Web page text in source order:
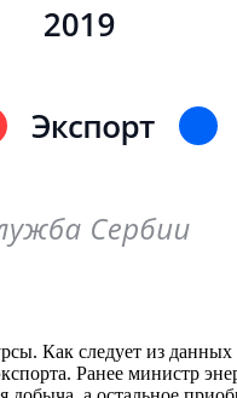
Как следует из
Ранее министр